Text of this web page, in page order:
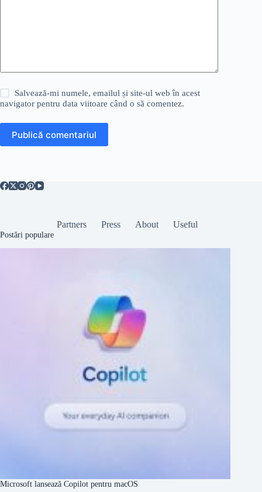
Salvează-mi numele, emailul și site-ul web în acest
navigator pentru data viitoare când o să comentez.
Publică comentariul
Partners Press About Useful
Postări populare
Microsoft lansează Copilot pentru macOS